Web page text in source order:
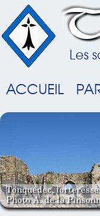
Les
ACCUEIL
Tonquédec,
Photo A. de la